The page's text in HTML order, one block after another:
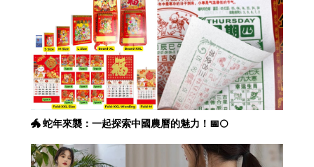
🐲 蛇年來襲：一起探索中國農曆的魅力！📅🌕